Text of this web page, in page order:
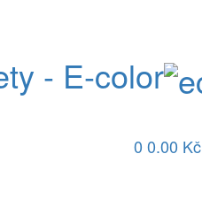
- E-color
0 0.00 Kč